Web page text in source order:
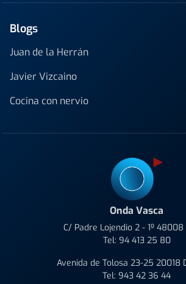
Blogs
Juan de la Herrán
Javier Vizcaino
Cocina con nervio
Onda Vasca
C/ Padre Lojendio 2 - 1º 48008
Tel: 94 413 25 80
Avenida de Tolosa 23-25 20018
Tel: 943 42 36 44